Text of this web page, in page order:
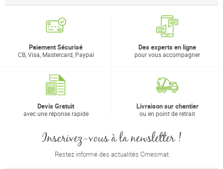
Paiement Sécurisé
CB, Visa, Mastercard, Paypal
Des experts en ligne
pour vous accompagner
Devis Gratuit
avec une réponse rapide
Livraison sur chantier
ou en point de retrait
Inscrivez-vous à la newsletter !
Restez informé des actualités Cmesmat